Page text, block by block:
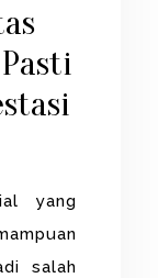
yang
salah